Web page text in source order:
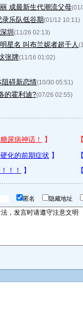
成最新生代潮流父母
乐队低谷期(01/12 10:11)
圳 (11/26 02:13)
星名 叫布兰妮者超千人
张牌(11/16 01:02)
阻碍新恋情(10/30 05:51)
的霍利迪?(07/26 02:55)
匿名 隐藏地址